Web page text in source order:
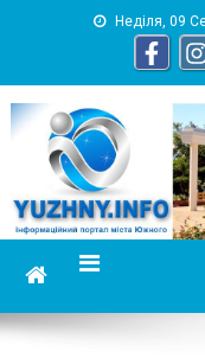
Неділя, 09
информационный